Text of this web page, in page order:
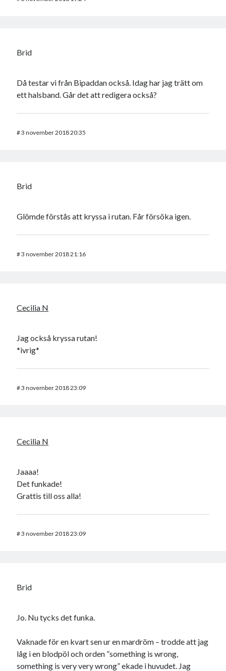
Brid
Då testar vi från Bipaddan också. Idag har jag trätt om
ett halsband. Går det att redigera också?
#3 november 2018 20:35
Brid
Glömde förstås att kryssa i rutan. Får försöka igen.
#3 november 2018 21:16
Cecilia N
Jag också kryssa rutan!
*ivrig*
#3 november 2018 23:09
Cecilia N
Jaaaa!
Det funkade!
Grattis till oss alla!
#3 november 2018 23:09
Brid
Jo. Nu tycks det funka.
Vaknade för en kvart sen ur en mardröm – trodde att jag
låg i en blodpöl och orden ”something is wrong,
something is very very wrong” ekade i huvudet. Jag